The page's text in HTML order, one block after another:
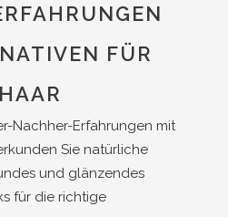
FÜR
Nachher-Erfahrungen mit
Sie natürliche
und glänzendes
für die richtige